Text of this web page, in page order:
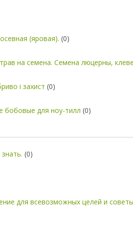
(яровая). (0)
на семена. Семена люцерны,
і захист (0)
бобовые для ноу-тилл (0)
(0)
для всевозможных целей и